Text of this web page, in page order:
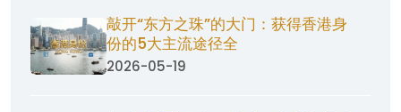
敲开“东方之珠”的大门：获得香港身
份的5大主流途径全
2026-05-19